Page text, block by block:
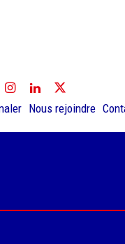
Nous rejoindre